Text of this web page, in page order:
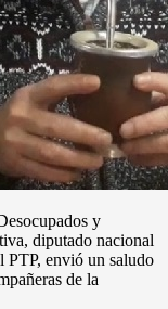
y
diputado nacional
PTP, envió un saludo
de la